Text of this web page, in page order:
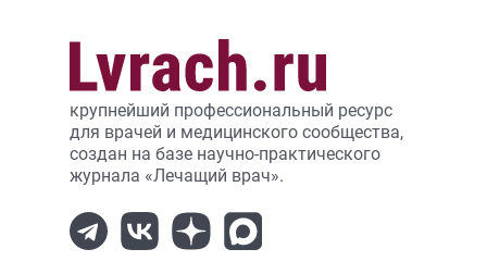
крупнейший профессиональный ресурс
для врачей и медицинского сообщества,
создан на базе научно-практического
журнала «Лечащий врач».